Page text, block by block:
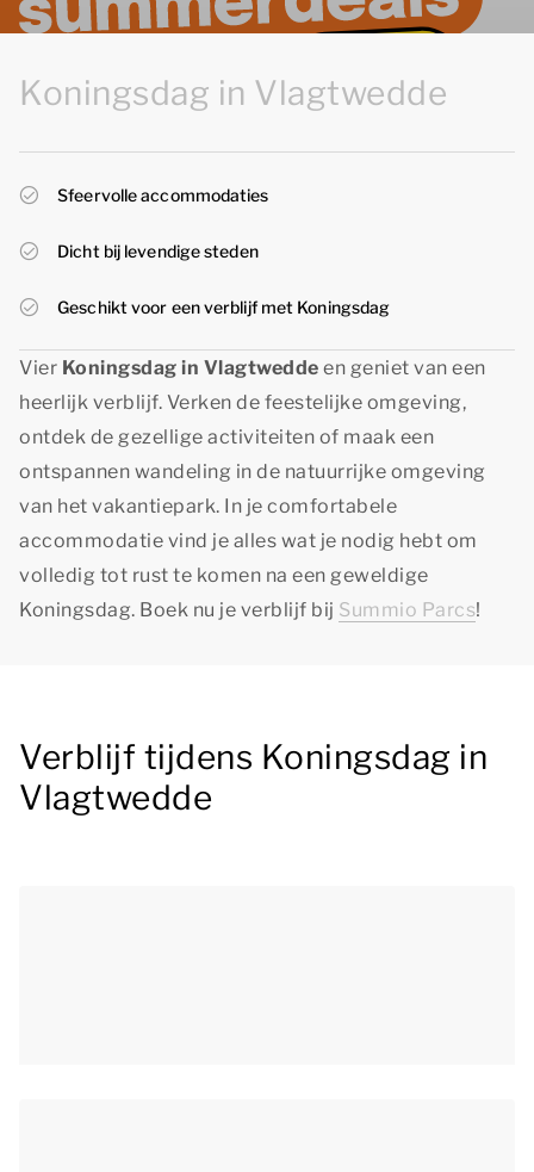
Koningsdag in Vlagtwedde
Sfeervolle accommodaties
Dicht bij levendige steden
Geschikt voor een verblijf met Koningsdag
Vier Koningsdag in Vlagtwedde en geniet van een
heerlijk verblijf. Verken de feestelijke omgeving,
ontdek de gezellige activiteiten of maak een
ontspannen wandeling in de natuurrijke omgeving
van het vakantiepark. In je comfortabele
accommodatie vind je alles wat je nodig hebt om
volledig tot rust te komen na een geweldige
Koningsdag. Boek nu je verblijf bij Summio Parcs!
Verblijf tijdens Koningsdag in
Vlagtwedde